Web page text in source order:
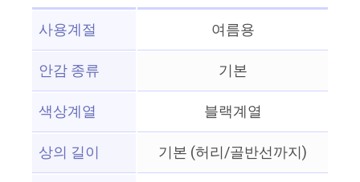
사용계절
여름용
안감 종류
기본
색상계열
블랙계열
상의 길이
기본 (허리/골반선까지)